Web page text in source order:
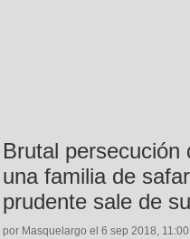
Brutal persecución
una familia de
prudente sale de
por Masquelargo el 6 sep 2018, 11:00